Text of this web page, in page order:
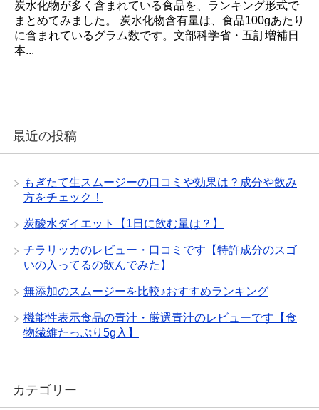
炭水化物が多く含まれている食品を、ランキング形式で
まとめてみました。 炭水化物含有量は、食品100gあたり
に含まれているグラム数です。文部科学省・五訂増補日
本...
最近の投稿
もぎたて生スムージーの口コミや効果は？成分や飲み
方をチェック！
炭酸水ダイエット【1日に飲む量は？】
チラリッカのレビュー・口コミです【特許成分のスゴ
いの入ってるの飲んでみた】
無添加のスムージーを比較♪おすすめランキング
機能性表示食品の青汁・厳選青汁のレビューです【食
物繊維たっぷり5g入】
カテゴリー